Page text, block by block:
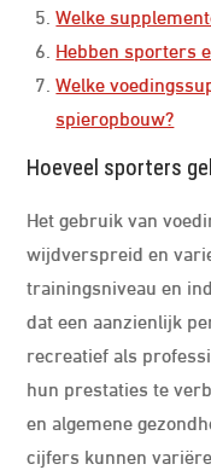
Welke
Hebben sporters
Welke
spieropbouw?
Hoeveel sporters
Het gebruik van
wijdverspreid en
trainingsniveau en
dat een aanzienlijk
recreatief als
hun prestaties te
en algemene
cijfers kunnen